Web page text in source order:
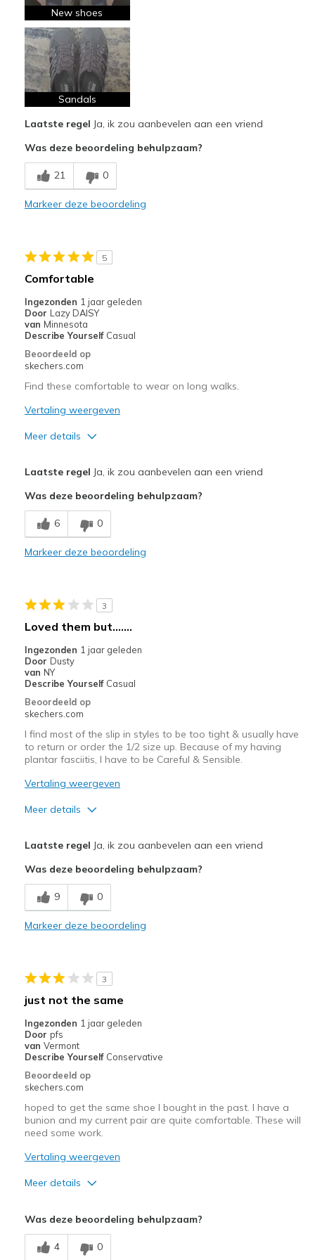
New shoes
Sandals
Laatste regel Ja, ik zou aanbevelen aan een vriend
Was deze beoordeling behulpzaam?
21 0
Markeer deze beoordeling
5
Comfortable
Ingezonden 1 jaar geleden
Door Lazy DAISY
van Minnesota
Describe Yourself Casual
Beoordeeld op
skechers.com
Find these comfortable to wear on long walks.
Vertaling weergeven
Meer details
Comfortable
Durable
View On Shoes
Shoes are for Wearing
Laatste regel Ja, ik zou aanbevelen aan een vriend
Was deze beoordeling behulpzaam?
6 0
Markeer deze beoordeling
3
Loved them but.......
Ingezonden 1 jaar geleden
Door Dusty
van NY
Describe Yourself Casual
Beoordeeld op
skechers.com
I find most of the slip in styles to be too tight & usually have
to return or order the 1/2 size up. Because of my having
plantar fasciitis, I have to be Careful & Sensible.
Vertaling weergeven
Meer details
Stylish
Minpunten
Had to return because being ¹/² size too tight
Casual Wear
Sizing
View On Shoes
I'm Into Shoes
Laatste regel Ja, ik zou aanbevelen aan een vriend
Was deze beoordeling behulpzaam?
9 0
Markeer deze beoordeling
3
just not the same
Ingezonden 1 jaar geleden
Door pfs
van Vermont
Describe Yourself Conservative
Beoordeeld op
skechers.com
hoped to get the same shoe I bought in the past. I have a
bunion and my current pair are quite comfortable. These will
need some work.
Vertaling weergeven
Meer details
Was deze beoordeling behulpzaam?
4 0